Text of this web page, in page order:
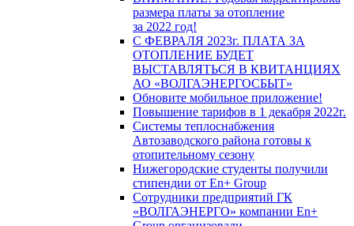
размера платы за отопление
за 2022 год!
С ФЕВРАЛЯ 2023г. ПЛАТА ЗА
ОТОПЛЕНИЕ БУДЕТ
ВЫСТАВЛЯТЬСЯ В КВИТАНЦИЯХ
АО «ВОЛГАЭНЕРГОСБЫТ»
Обновите мобильное приложение!
Повышение тарифов в 1 декабря 2022г.
Системы теплоснабжения
Автозаводского района готовы к
отопительному сезону
Нижегородские студенты получили
стипендии от En+ Group
Сотрудники предприятий ГК
«ВОЛГАЭНЕРГО» компании En+